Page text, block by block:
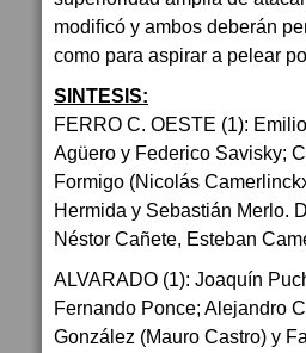
modificó y ambos deberán
como para aspirar a pelear
SINTESIS:
FERRO C. OESTE (1):
Agüero y Federico Savisky;
Formigo (Nicolás
Hermida y Sebastián Merlo.
Néstor Cañete, Esteban
ALVARADO (1): Joaquín
Fernando Ponce; Alejandro
González (Mauro Castro) y